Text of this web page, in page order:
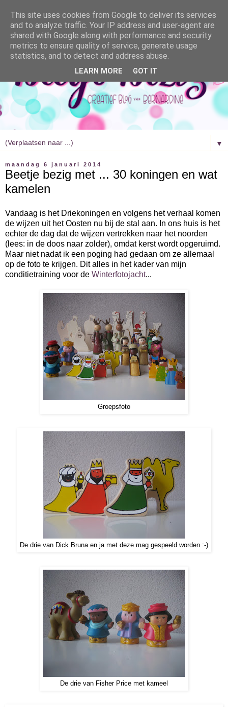
▼
maandag 6 januari 2014
Beetje bezig met ... 30 koningen en wat
kamelen
Vandaag is het Driekoningen en volgens het verhaal komen
de wijzen uit het Oosten nu bij de stal aan. In ons huis is het
echter de dag dat de wijzen vertrekken naar het noorden
(lees: in de doos naar zolder), omdat kerst wordt opgeruimd.
Maar niet nadat ik een poging had gedaan om ze allemaal
op de foto te krijgen. Dit alles in het kader van mijn
conditietraining voor de Winterfotojacht...
Groepsfoto
De drie van Dick Bruna en ja met deze mag gespeeld worden :-)
De drie van Fisher Price met kameel
This site uses cookies from Google to deliver its services
and to analyze traffic. Your IP address and user-agent are
shared with Google along with performance and security
metrics to ensure quality of service, generate usage
statistics, and to detect and address abuse.
LEARN MORE GOT IT